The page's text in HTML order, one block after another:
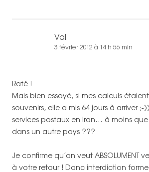
Val
3 février 2012 à 14 h 56 min
Raté !
Mais bien essayé, si mes calculs
souvenirs, elle a mis 64 jours à arriver ;-
services postaux en Iran… à moins
dans un autre pays ???
Je confirme qu’on veut ABSOLUMENT
à votre retour ! Donc interdiction